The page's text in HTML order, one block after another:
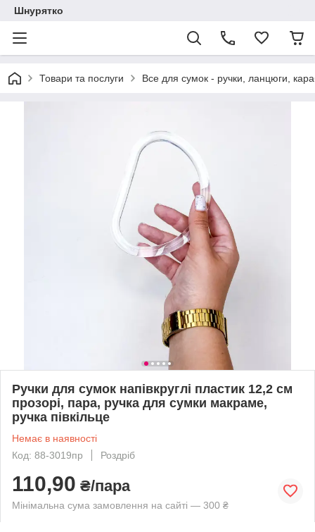
Шнурятко
Товари та послуги Все для сумок - ручки, ланцюги,
Ручки для сумок напівкруглі пластик 12,2 см
прозорі, пара, ручка для сумки макраме,
ручка півкільце
Немає в наявності
Код: 88-3019пр
Роздріб
110,90 ₴/пара
Мінімальна сума замовлення на сайті — 300 ₴